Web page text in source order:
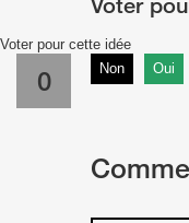
Voter pour cette idée
0 Non Oui